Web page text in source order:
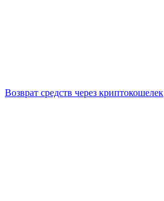
Возврат средств через криптокошелек